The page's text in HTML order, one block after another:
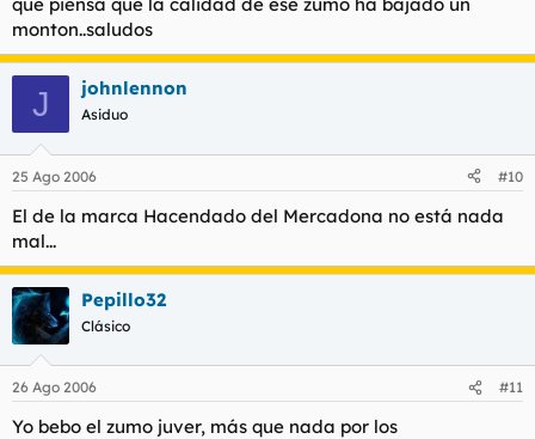
monton..saludos
J johnlennon
Asiduo
25 Ago 2006 #10
El de la marca Hacendado del Mercadona no está nada
mal...
Pepillo32
Clásico
26 Ago 2006 #11
Yo bebo el zumo juver, más que nada por los